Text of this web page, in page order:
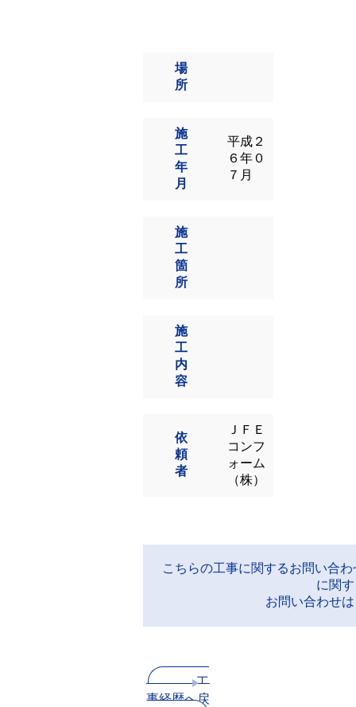
場
所
施
工
年
月
平成２
６年０
７月
施
工
箇
所
施
工
内
容
依
頼
者
ＪＦＥ
コンフ
ォーム
（株）
こちらの工事に関するお問い合
に関
お問い合わせ
工
事経歴へ戻